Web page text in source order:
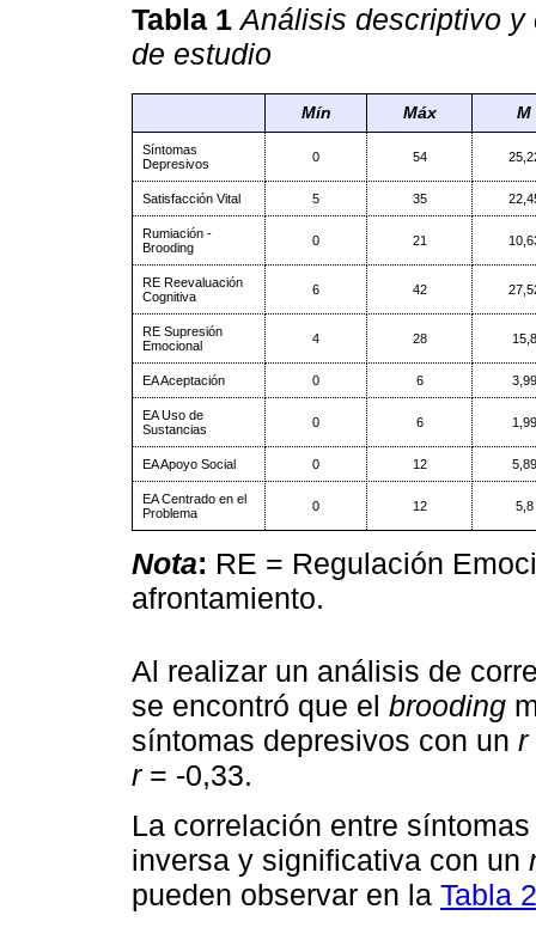
Tabla 1Análisis descriptivo
de estudio
Mín Máx M
Síntomas
Depresivos
0 54
Satisfacción Vital 5 35
Rumiación -
Brooding
0 21
RE Reevaluación
Cognitiva
6 42
RE Supresión
Emocional
4 28 15,8
EA Aceptación 0 6 3,99
EA Uso de
Sustancias
0 6 1,99
EA Apoyo Social 0 12 5,89
EA Centrado en el
Problema
0 12 5,8
Nota: RE = Regulación
afrontamiento.
Al realizar un análisis de
se encontró que el brooding
síntomas depresivos con un r
r= -0,33.
La correlación entre
inversa y significativa con un
pueden observar en la Tabla 2